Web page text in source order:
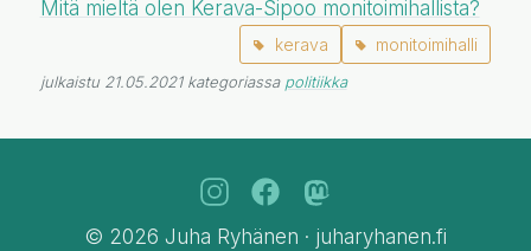
Mitä mieltä olen Kerava-Sipoo monitoimihallista?
kerava monitoimihalli
julkaistu 21.05.2021 kategoriassa politiikka
© 2026 Juha Ryhänen · juharyhanen.fi